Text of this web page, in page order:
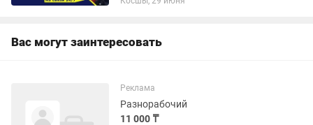
прочистка канализации кухня, общие
Вас могут заинтересовать
Реклама
Разнорабочий
11 000 ₸